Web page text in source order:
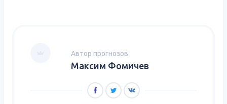
Автор прогнозов
Максим Фомичев